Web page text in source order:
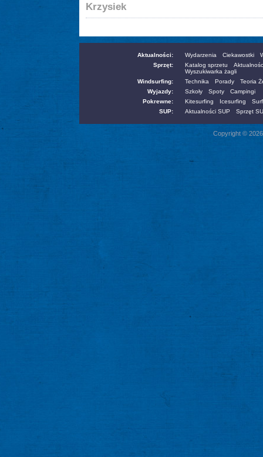
Krzysiek
Aktualności: Wydarzenia Ciekawostki
Sprzęt:
Katalog sprzetu
Wyszukiwarka żagli
Windsurfing:
Technika Porady
Teoria
Wyjazdy:
Szkoły Spoty
Campingi
Pokrewne:
Kitesurfing Icesurfing
SUP:
Aktualności SUP Sprzęt
Copyright ©